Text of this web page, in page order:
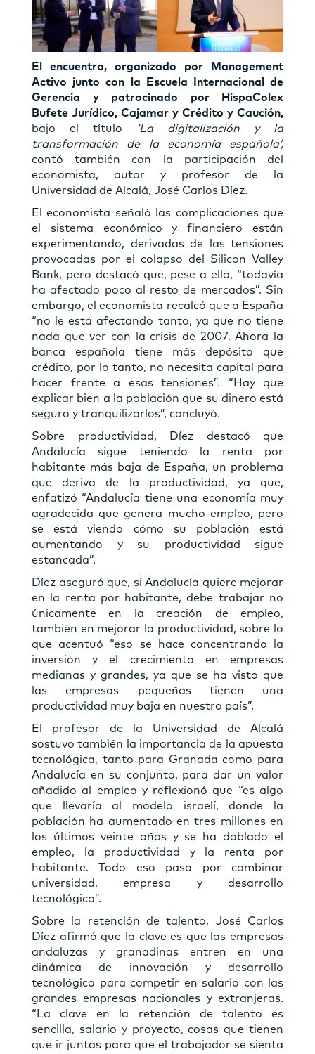
El encuentro, organizado por Management
Activo junto con la Escuela Internacional de
Gerencia y patrocinado por HispaColex
Bufete Jurídico, Cajamar y Crédito y Caución,
bajo el título
‘La digitalización y la
transformación de la economía española’,
contó también con la participación del
economista, autor y profesor de la
Universidad de Alcalá, José Carlos Díez.
El economista señaló las complicaciones que
el sistema económico y financiero están
experimentando, derivadas de las tensiones
provocadas por el colapso del Silicon Valley
Bank, pero destacó que, pese a ello, “todavía
ha afectado poco al resto de mercados”. Sin
embargo, el economista recalcó que a España
“no le está afectando tanto, ya que no tiene
nada que ver con la crisis de 2007. Ahora la
banca española tiene más depósito que
crédito, por lo tanto, no necesita capital para
hacer frente a esas tensiones”. “Hay que
explicar bien a la población que su dinero está
seguro y tranquilizarlos”, concluyó.
Sobre productividad, Díez destacó que
Andalucía sigue teniendo la renta por
habitante más baja de España, un problema
que deriva de la productividad, ya que,
enfatizó “Andalucía tiene una economía muy
agradecida que genera mucho empleo, pero
se está viendo cómo su población está
aumentando y su productividad sigue
estancada”.
Díez aseguró que, si Andalucía quiere mejorar
en la renta por habitante, debe trabajar no
únicamente en la creación de empleo,
también en mejorar la productividad, sobre lo
que acentuó “eso se hace concentrando la
inversión y el crecimiento en empresas
medianas y grandes, ya que se ha visto que
las empresas pequeñas tienen una
productividad muy baja en nuestro país”.
El profesor de la Universidad de Alcalá
sostuvo también la importancia de la apuesta
tecnológica, tanto para Granada como para
Andalucía en su conjunto, para dar un valor
añadido al empleo y reflexionó que “es algo
que llevaría al modelo israelí, donde la
población ha aumentado en tres millones en
los últimos veinte años y se ha doblado el
empleo, la productividad y la renta por
habitante. Todo eso pasa por combinar
universidad, empresa y desarrollo
tecnológico”.
Sobre la retención de talento, José Carlos
Díez afirmó que la clave es que las empresas
andaluzas y granadinas entren en una
dinámica de innovación y desarrollo
tecnológico para competir en salario con las
grandes empresas nacionales y extranjeras.
“La clave en la retención de talento es
sencilla, salario y proyecto, cosas que tienen
que ir juntas para que el trabajador se sienta